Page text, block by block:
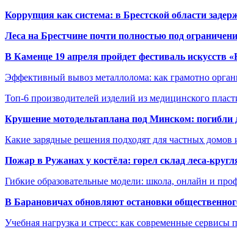
Коррупция как система: в Брестской области
Леса на Брестчине почти полностью под
В Каменце 19 апреля пройдет фестиваль искусств
Эффективный вывоз металлолома: как грамотно
Топ-6 производителей изделий из медицинского
Крушение мотодельтаплана под Минском: погибли
Какие зарядные решения подходят для частных домов
Пожар в Ружанах у костёла: горел склад леса-
Гибкие образовательные модели: школа, онлайн и
В Барановичах обновляют остановки
Учебная нагрузка и стресс: как современные